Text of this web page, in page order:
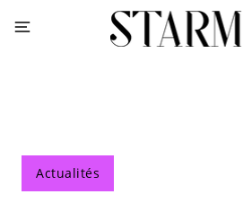
Actualités